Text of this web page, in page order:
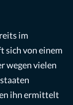
im
sich von einem
wegen vielen
ihn ermittelt